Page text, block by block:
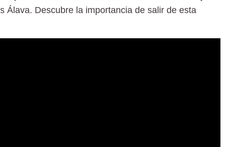
Álava. Descubre la importancia de salir de esta